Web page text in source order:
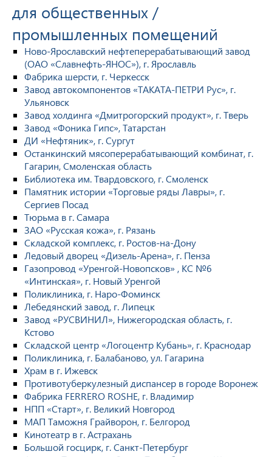
для общественных /
промышленных помещений
Ново-Ярославский нефтеперерабатывающий завод
(ОАО «Славнефть-ЯНОС»), г. Ярославль
Фабрика шерсти, г. Черкесск
Завод автокомпонентов «ТАКАТА-ПЕТРИ Рус», г.
Ульяновск
Завод холдинга «Дмитрогорский продукт», г. Тверь
Завод «Фоника Гипс», Татарстан
ДИ «Нефтяник», г. Сургут
Останкинский мясоперерабатывающий комбинат, г.
Гагарин, Смоленская область
Библиотека им. Твардовского, г. Смоленск
Памятник истории «Торговые ряды Лавры», г.
Сергиев Посад
Тюрьма в г. Самара
ЗАО «Русская кожа», г. Рязань
Складской комплекс, г. Ростов-на-Дону
Ледовый дворец «Дизель-Арена», г. Пенза
Газопровод «Уренгой-Новопсков» , КС №6
«Интинская», г. Новый Уренгой
Поликлиника, г. Наро-Фоминск
Лебедянский завод, г. Липецк
Завод «РУСВИНИЛ», Нижегородская область, г.
Кстово
Складской центр «Логоцентр Кубань», г. Краснодар
Поликлиника, г. Балабаново, ул. Гагарина
Храм в г. Ижевск
Противотуберкулезный диспансер в городе Воронеж
Фабрика FERRERO ROSHE, г. Владимир
НПП «Старт», г. Великий Новгород
МАП Таможня Грайворон, г. Белгород
Кинотеатр в г. Астрахань
Большой госцирк, г. Санкт-Петербург